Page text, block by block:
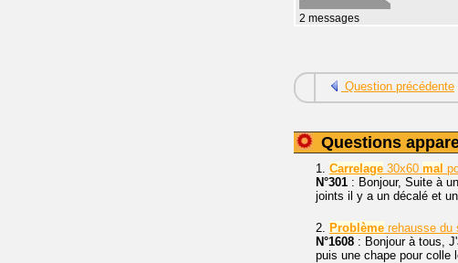
2 messages
Question précédente
Questions
1. Carrelage 30x60 mal
N°301 : Bonjour, Suite à
joints il y a un décalé et
2. Problème rehausse du
N°1608 : Bonjour à tous,
puis une chape pour colle